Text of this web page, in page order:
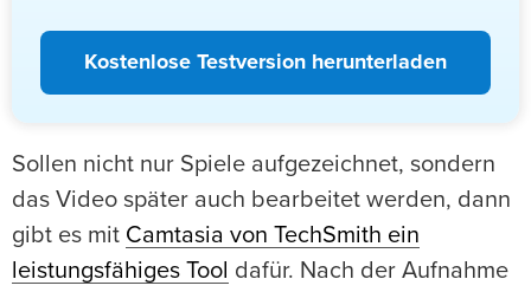
Kostenlose Testversion herunterladen
Sollen nicht nur Spiele aufgezeichnet, sondern
das Video später auch bearbeitet werden, dann
gibt es mit Camtasia von TechSmith ein
leistungsfähiges Tool dafür. Nach der Aufnahme